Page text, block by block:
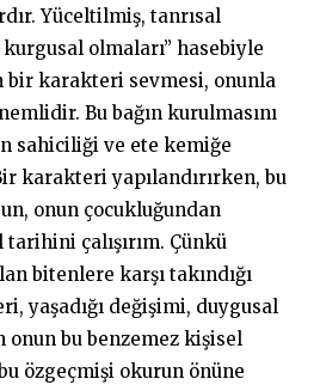
Yüceltilmiş, tanrısal
olmaları” hasebiyle
bir karakteri sevmesi, onunla
Bu bağın kurulmasını
sahiciliği ve ete kemiğe
karakteri yapılandırırken, bu
onun çocukluğundan
çalışırım. Çünkü
bitenlere karşı takındığı
yaşadığı değişimi, duygusal
onun bu benzemez kişisel
özgeçmişi okurun önüne